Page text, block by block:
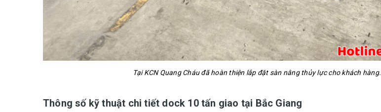
Tại KCN Quang Cháu đã hoàn thiện lắp đặt sàn nâng thủy lực cho khách hàng.
Thông số kỹ thuật chi tiết dock 10 tấn giao tại Bắc Giang